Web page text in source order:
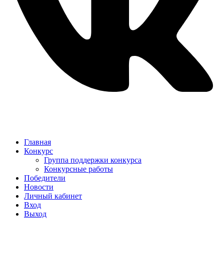
Главная
Конкурс
Группа поддержки конкурса
Конкурсные работы
Победители
Новости
Личный кабинет
Вход
Выход